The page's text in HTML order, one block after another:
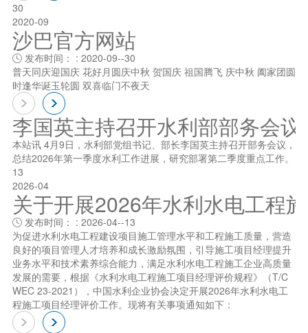
30
2020-09
沙巴官方网站
发布时间： : 2020-09--30
普天同庆迎国庆 花好月圆庆中秋 贺国庆 祖国腾飞 庆中秋 阖家团圆
时逢华诞玉轮圆 双喜临门不夜天
李国英主持召开水利部部务会议
本站讯 4月9日，水利部党组书记、部长李国英主持召开部务会议，
总结2026年第一季度水利工作进展，研究部署第二季度重点工作。
13
2026-04
关于开展2026年水利水电工程
发布时间： : 2026-04--13
为促进水利水电工程建设项目施工管理水平和工程施工质量，营造
良好的项目管理人才培养和成长激励氛围，引导施工项目经理提升
业务水平和技术素养综合能力，满足水利水电工程施工企业高质量
发展的需要，根据《水利水电工程施工项目经理评价规程》（T/C
WEC 23-2021），中国水利企业协会决定开展2026年水利水电工
程施工项目经理评价工作。现将有关事项通知如下：